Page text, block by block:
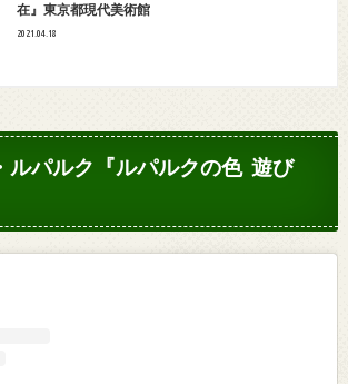
在』東京都現代美術館
2021.04.18
ルパルク『ルパルクの色 遊び